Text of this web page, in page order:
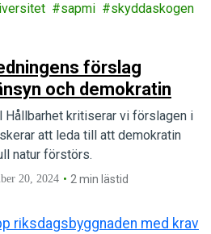
sapmi
skyddaskogen
förslag
och demokratin
Hållbarhet kritiserar vi förslagen i
att leda till att demokratin
natur förstörs.
20, 2024 2 min lästid